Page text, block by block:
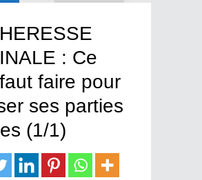
: Ce
faut faire pour
ses parties
(1/1)